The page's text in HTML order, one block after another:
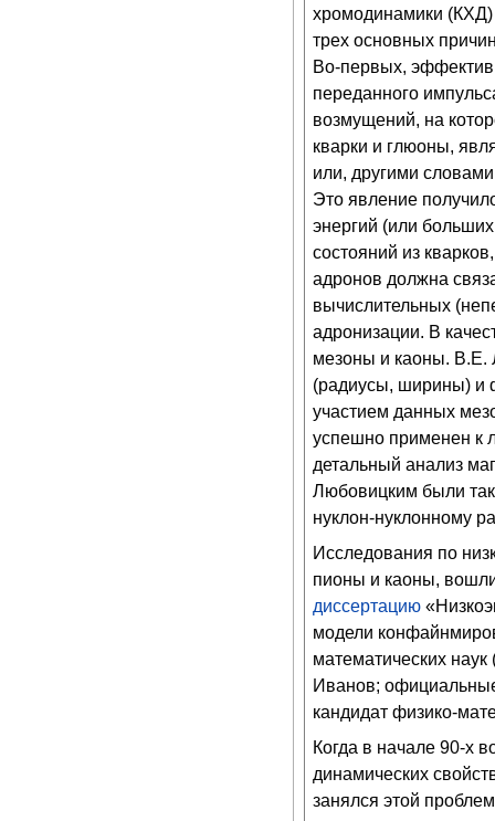
хромодинамики (КХД)
трех основных
Во-первых,
переданного
возмущений, на
кварки и глюоны,
или, другими
Это явление
энергий (или
состояний из
адронов должна
вычислительных
адронизации. В
мезоны и каоны. В.Е.
(радиусы, ширины) и
участием данных
успешно применен к
детальный анализ
Любовицким были
нуклон-нуклонному
Исследования по
пионы и каоны,
диссертацию
модели
математических
Иванов;
кандидат физико-
Когда в начале 90-х
динамических
занялся этой